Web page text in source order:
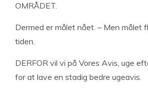
OMRÅDET.
Dermed er målet nået. – Men målet
tiden.
DERFOR vil vi på Vores Avis, uge
for at lave en stadig bedre ugeavis.